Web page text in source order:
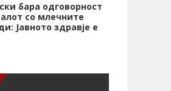
бара одговорност
со млечните
Јавното здравје е